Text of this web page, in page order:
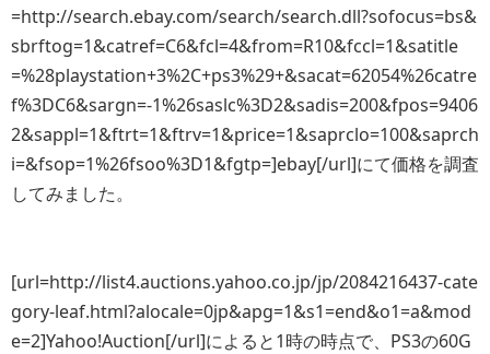
=http://search.ebay.com/search/search.dll?sofocus=bs&
sbrftog=1&catref=C6&fcl=4&from=R10&fccl=1&satitle
=%28playstation+3%2C+ps3%29+&sacat=62054%26catre
f%3DC6&sargn=-1%26saslc%3D2&sadis=200&fpos=9406
2&sappl=1&ftrt=1&ftrv=1&price=1&saprclo=100&saprch
i=&fsop=1%26fsoo%3D1&fgtp=]ebay[/url]にて価格を調査
してみました。
[url=http://list4.auctions.yahoo.co.jp/jp/2084216437-cate
gory-leaf.html?alocale=0jp&apg=1&s1=end&o1=a&mod
e=2]Yahoo!Auction[/url]によると1時の時点で、PS3の60G